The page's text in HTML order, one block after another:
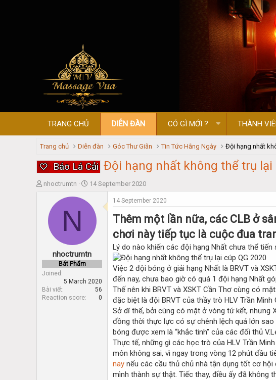
TRANG CHỦ DIỄN ĐÀN CÓ GÌ MỚI ? THÀNH
Trang chủ Diễn đàn Góc Thư Giãn Tin Tức Hằng Ngày Đội hạng nhất
Báo Lá Cải Đội hạng nhất không thể trụ lại
T
t
r
nhoctrumtn
S
a
a
e
14 September 2020
N
nhoctrumtn
Bát Phẩm
Joined
5 March 2020
Bài viết
56
Reaction score
0
14 September 2020
Thêm một lần nữa, các CLB ở
chơi này tiếp tục là cuộc đua
Lý do nào khiến các đội hạng Nhất chưa thể tiến
Việc 2 đội bóng ở giải hạng Nhất là BRVT và
đến nay, chưa bao giờ có quá 1 đội hạng Nhất
Thế nên khi BRVT và XSKT Cần Thơ cùng có
đặc biệt là đội BRVT của thầy trò HLV Trần
Sở dĩ thế, bởi cùng có mặt ở vòng tứ kết, nhưng
đồng thời thực lực có sự chênh lệch quá lớn sao
bóng được xem là “khắc tinh” của các đối thủ
Thực tế, những gì các học trò của HLV Trần
môn không sai, vì ngay trong vòng 12 phút đầu
nay nếu các cầu thủ chủ nhà tận dụng tốt cơ
mình thành sự thật. Tiếc thay, điều ấy đã không